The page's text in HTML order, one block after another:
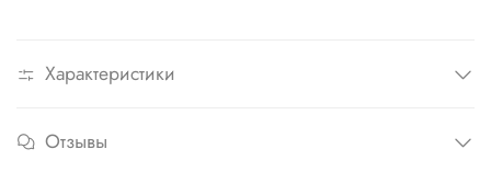
Характеристики
Отзывы